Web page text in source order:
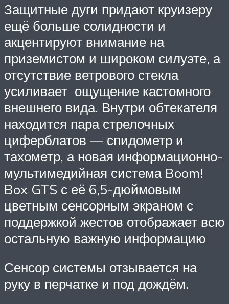
Защитные дуги придают круизеру
ещё больше солидности и
акцентируют внимание на
приземистом и широком силуэте, а
отсутствие ветрового стекла
усиливает ощущение кастомного
внешнего вида. Внутри обтекателя
находится пара стрелочных
циферблатов — спидометр и
тахометр, а новая информационно-
мультимедийная система Boom!
Box GTS с её 6,5-дюймовым
цветным сенсорным экраном с
поддержкой жестов отображает всю
остальную важную информацию
Сенсор системы отзывается на
руку в перчатке и под дождём.